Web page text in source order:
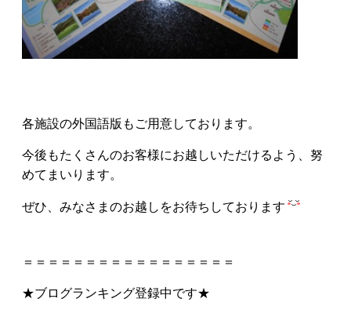
各施設の外国語版もご用意しております。
今後もたくさんのお客様にお越しいただけるよう、努
めてまいります。
ぜひ、みなさまのお越しをお待ちしております
＝＝＝＝＝＝＝＝＝＝＝＝＝＝＝＝＝
★ブログランキング登録中です★